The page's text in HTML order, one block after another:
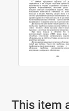
This item